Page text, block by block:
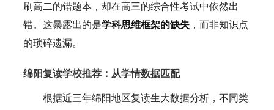
刷高二的错题本，却在高三的综合性考试中依然出
错。这暴露出的是学科思维框架的缺失，而非知识点
的琐碎遗漏。
绵阳复读学校推荐：从学情数据匹配
根据近三年绵阳地区复读生大数据分析，不同类